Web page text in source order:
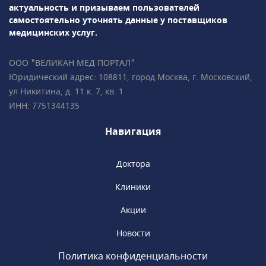
гинекологическая
эндокринология• Репродуктология• Лабораторная
диагностикаПодробно всё объясним,
пациентов • Все врачи имеют
международные сертификаты Fetal Medicine
Foundation (Фонд медицины плода) • Всего в
2 минутах ходьбы от метро «Чистые пруды»,
«Сретенский бульвар», «Тургеневская».
актуальность и призываем пользователей
самостоятельно уточнять данные у поставщиков
медицинских услуг.
ООО "ВЕЛИКАН МЕД ПОРТАЛ"
Юридический адрес: 108811, город Москва, г. Московский,
ул Никитина, д. 11 к. 7, кв. 1
ИНН: 7751344135
Навигация
Доктора
Клиники
Акции
Новости
Политика конфиденциальности